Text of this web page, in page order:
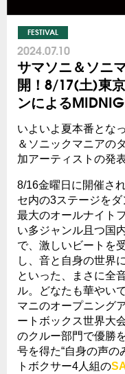
FESTIVAL
2024.07.10
サマソニ＆ソニ
開！8/17(土)東
ンによる
いよいよ夏本番とな
＆ソニックマニアの
加アーティストの発
8/16金曜日に開催さ
セ内の3ステージを
最大のオールナイト
い多ジャンル且つ国
で、激しいビートを
し、音と自身の世界
といった、まさに全
ル。どなたも華やい
マニのオープニング
ートボックス世界大
のクルー部門で優勝
号を得た“自身の声の
トボクサー4人組の